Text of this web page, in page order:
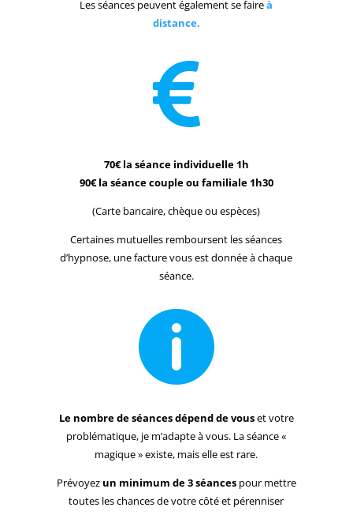
Les séances peuvent également se faireà
distance.

70€ la séance individuelle 1h
90€ la séance couple ou familiale 1h30
(Carte bancaire, chèque ou espèces)
Certaines mutuelles remboursent les séances
d’hypnose, une facture vous est donnée à chaque
séance.

Le nombre de séancesdépend de vouset votre
problématique, je m’adapte à vous. La séance «
magique » existe, mais elle est rare.
Prévoyez un minimum de 3 séancespour mettre
toutes les chances de votre côté et pérenniser